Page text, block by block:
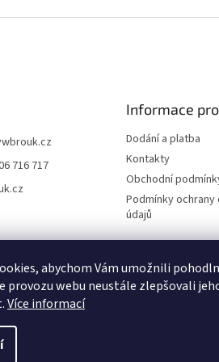
abychom Vám umožnili
provozu webu neustále zlepšovali
Více informací
716 717
Informace
Dodání a platba
Kontakty
Obchodní
Podmínky ochrany
údajů